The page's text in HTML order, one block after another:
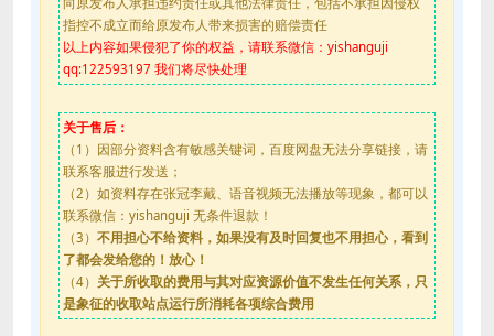
指控不成立而给原发布人带来损害的赔偿责任
以上内容如果侵犯了你的权益，请联系微信：yishanguji
qq:122593197 我们将尽快处理
关于售后：
（1）因部分资料含有敏感关键词，百度网盘无法分享链接，请
联系客服进行发送；
（2）如资料存在张冠李戴、语音视频无法播放等现象，都可以
联系微信：yishanguji 无条件退款！
（3） 不用担心不给资料，如果没有及时回复也不用担心，看到
了都会发给您的！放心！
（4） 关于所收取的费用与其对应资源价值不发生任何关系，只
是象征的收取站点运行所消耗各项综合费用